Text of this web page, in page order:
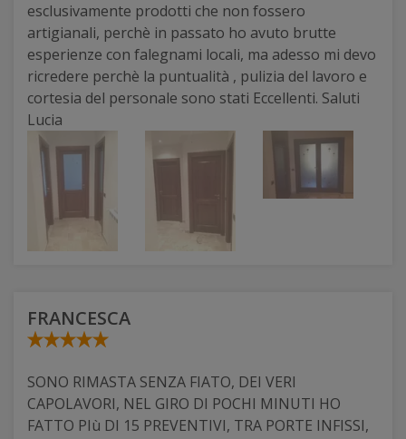
esclusivamente prodotti che non fossero
artigianali, perchè in passato ho avuto brutte
esperienze con falegnami locali, ma adesso mi devo
ricredere perchè la puntualità , pulizia del lavoro e
cortesia del personale sono stati Eccellenti. Saluti
Lucia
FRANCESCA
SONO RIMASTA SENZA FIATO, DEI VERI
CAPOLAVORI, NEL GIRO DI POCHI MINUTI HO
FATTO PIù DI 15 PREVENTIVI, TRA PORTE INFISSI,